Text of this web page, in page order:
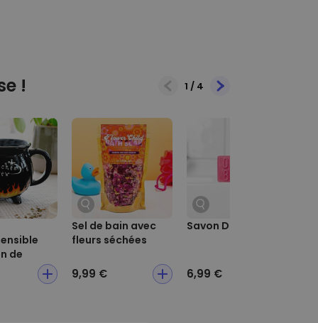
! 1 / 4
de
Sel de bain avec
fleurs séchées
9,99 €
Savon Dirty Bitch
6,99 €